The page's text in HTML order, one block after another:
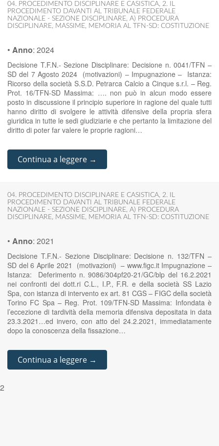
04. PROCEDIMENTO DISCIPLINARE E CASISTICA, 2. IL
PROCEDIMENTO DAVANTI AL TRIBUNALE FEDERALE
NAZIONALE - SEZIONE DISCIPLINARE, A) PROCEDURA
DISCIPLINARE, MASSIME, MEMORIA AL TFN-SD: COSTITUZIONE
• Anno: 2024
Decisione T.F.N.- Sezione Disciplinare: Decisione n. 0041/TFN –
SD del 7 Agosto 2024 (motivazioni) – Impugnazione – Istanza:
Ricorso della società S.S.D. Petrarca Calcio a Cinque s.r.l. – Reg.
Prot. 16/TFN-SD Massima: …. non può in alcun modo essere
posto in discussione il principio superiore in ragione del quale tutti
hanno diritto di svolgere le attività difensive della propria sfera
giuridica in tutte le sedi giudiziarie e che pertanto la limitazione del
diritto di poter far valere le proprie ragioni…
Continua a leggere →
04. PROCEDIMENTO DISCIPLINARE E CASISTICA, 2. IL
PROCEDIMENTO DAVANTI AL TRIBUNALE FEDERALE
NAZIONALE - SEZIONE DISCIPLINARE, A) PROCEDURA
DISCIPLINARE, MASSIME, MEMORIA AL TFN-SD: COSTITUZIONE
• Anno: 2021
Decisione T.F.N.- Sezione Disciplinare: Decisione n. 132/TFN –
SD del 6 Aprile 2021 (motivazioni) – www.figc.it Impugnazione –
Istanza: Deferimento n. 9086/304pf20-21/GC/blp del 16.2.2021
nei confronti dei dott.ri C.L., I.P., F.R. e della società SS Lazio
Spa, con istanza di intervento ex art. 81 CGS – FIGC della società
Torino FC Spa – Reg. Prot. 109/TFN-SD Massima: Infondata è
l’eccezione di tardività della memoria difensiva depositata in data
23.3.2021…ed invero, con atto del 24.2.2021, immediatamente
dopo la conoscenza della fissazione…
Continua a leggere →
2